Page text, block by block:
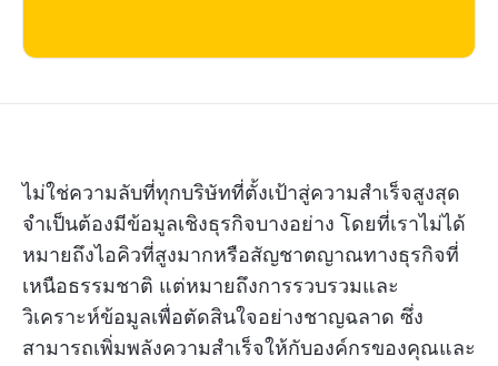
ไม่ใช่ความลับที่ทุกบริษัทที่ตั้งเป้าสู่ความสำเร็จสูงสุด
จำเป็นต้องมีข้อมูลเชิงธุรกิจบางอย่าง โดยที่เราไม่ได้
หมายถึงไอคิวที่สูงมากหรือสัญชาตญาณทางธุรกิจที่
เหนือธรรมชาติ แต่หมายถึงการรวบรวมและ
วิเคราะห์ข้อมูลเพื่อตัดสินใจอย่างชาญฉลาด ซึ่ง
สามารถเพิ่มพลังความสำเร็จให้กับองค์กรของคุณและ